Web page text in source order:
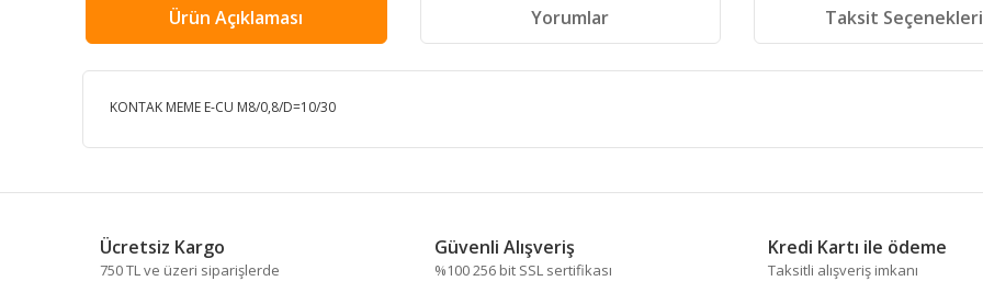
Ürün Açıklaması Yorumlar Taksit Seçenekleri
KONTAK MEME E-CU M8/0,8/D=10/30
Ürün resmi kalitesiz, bozuk veya görüntülenemiyor.
Ücretsiz Kargo
750 TL ve üzeri siparişlerde
Güvenli Alışveriş
%100 256 bit SSL sertifikası
Kredi Kartı ile ödeme
Taksitli alışveriş imkanı